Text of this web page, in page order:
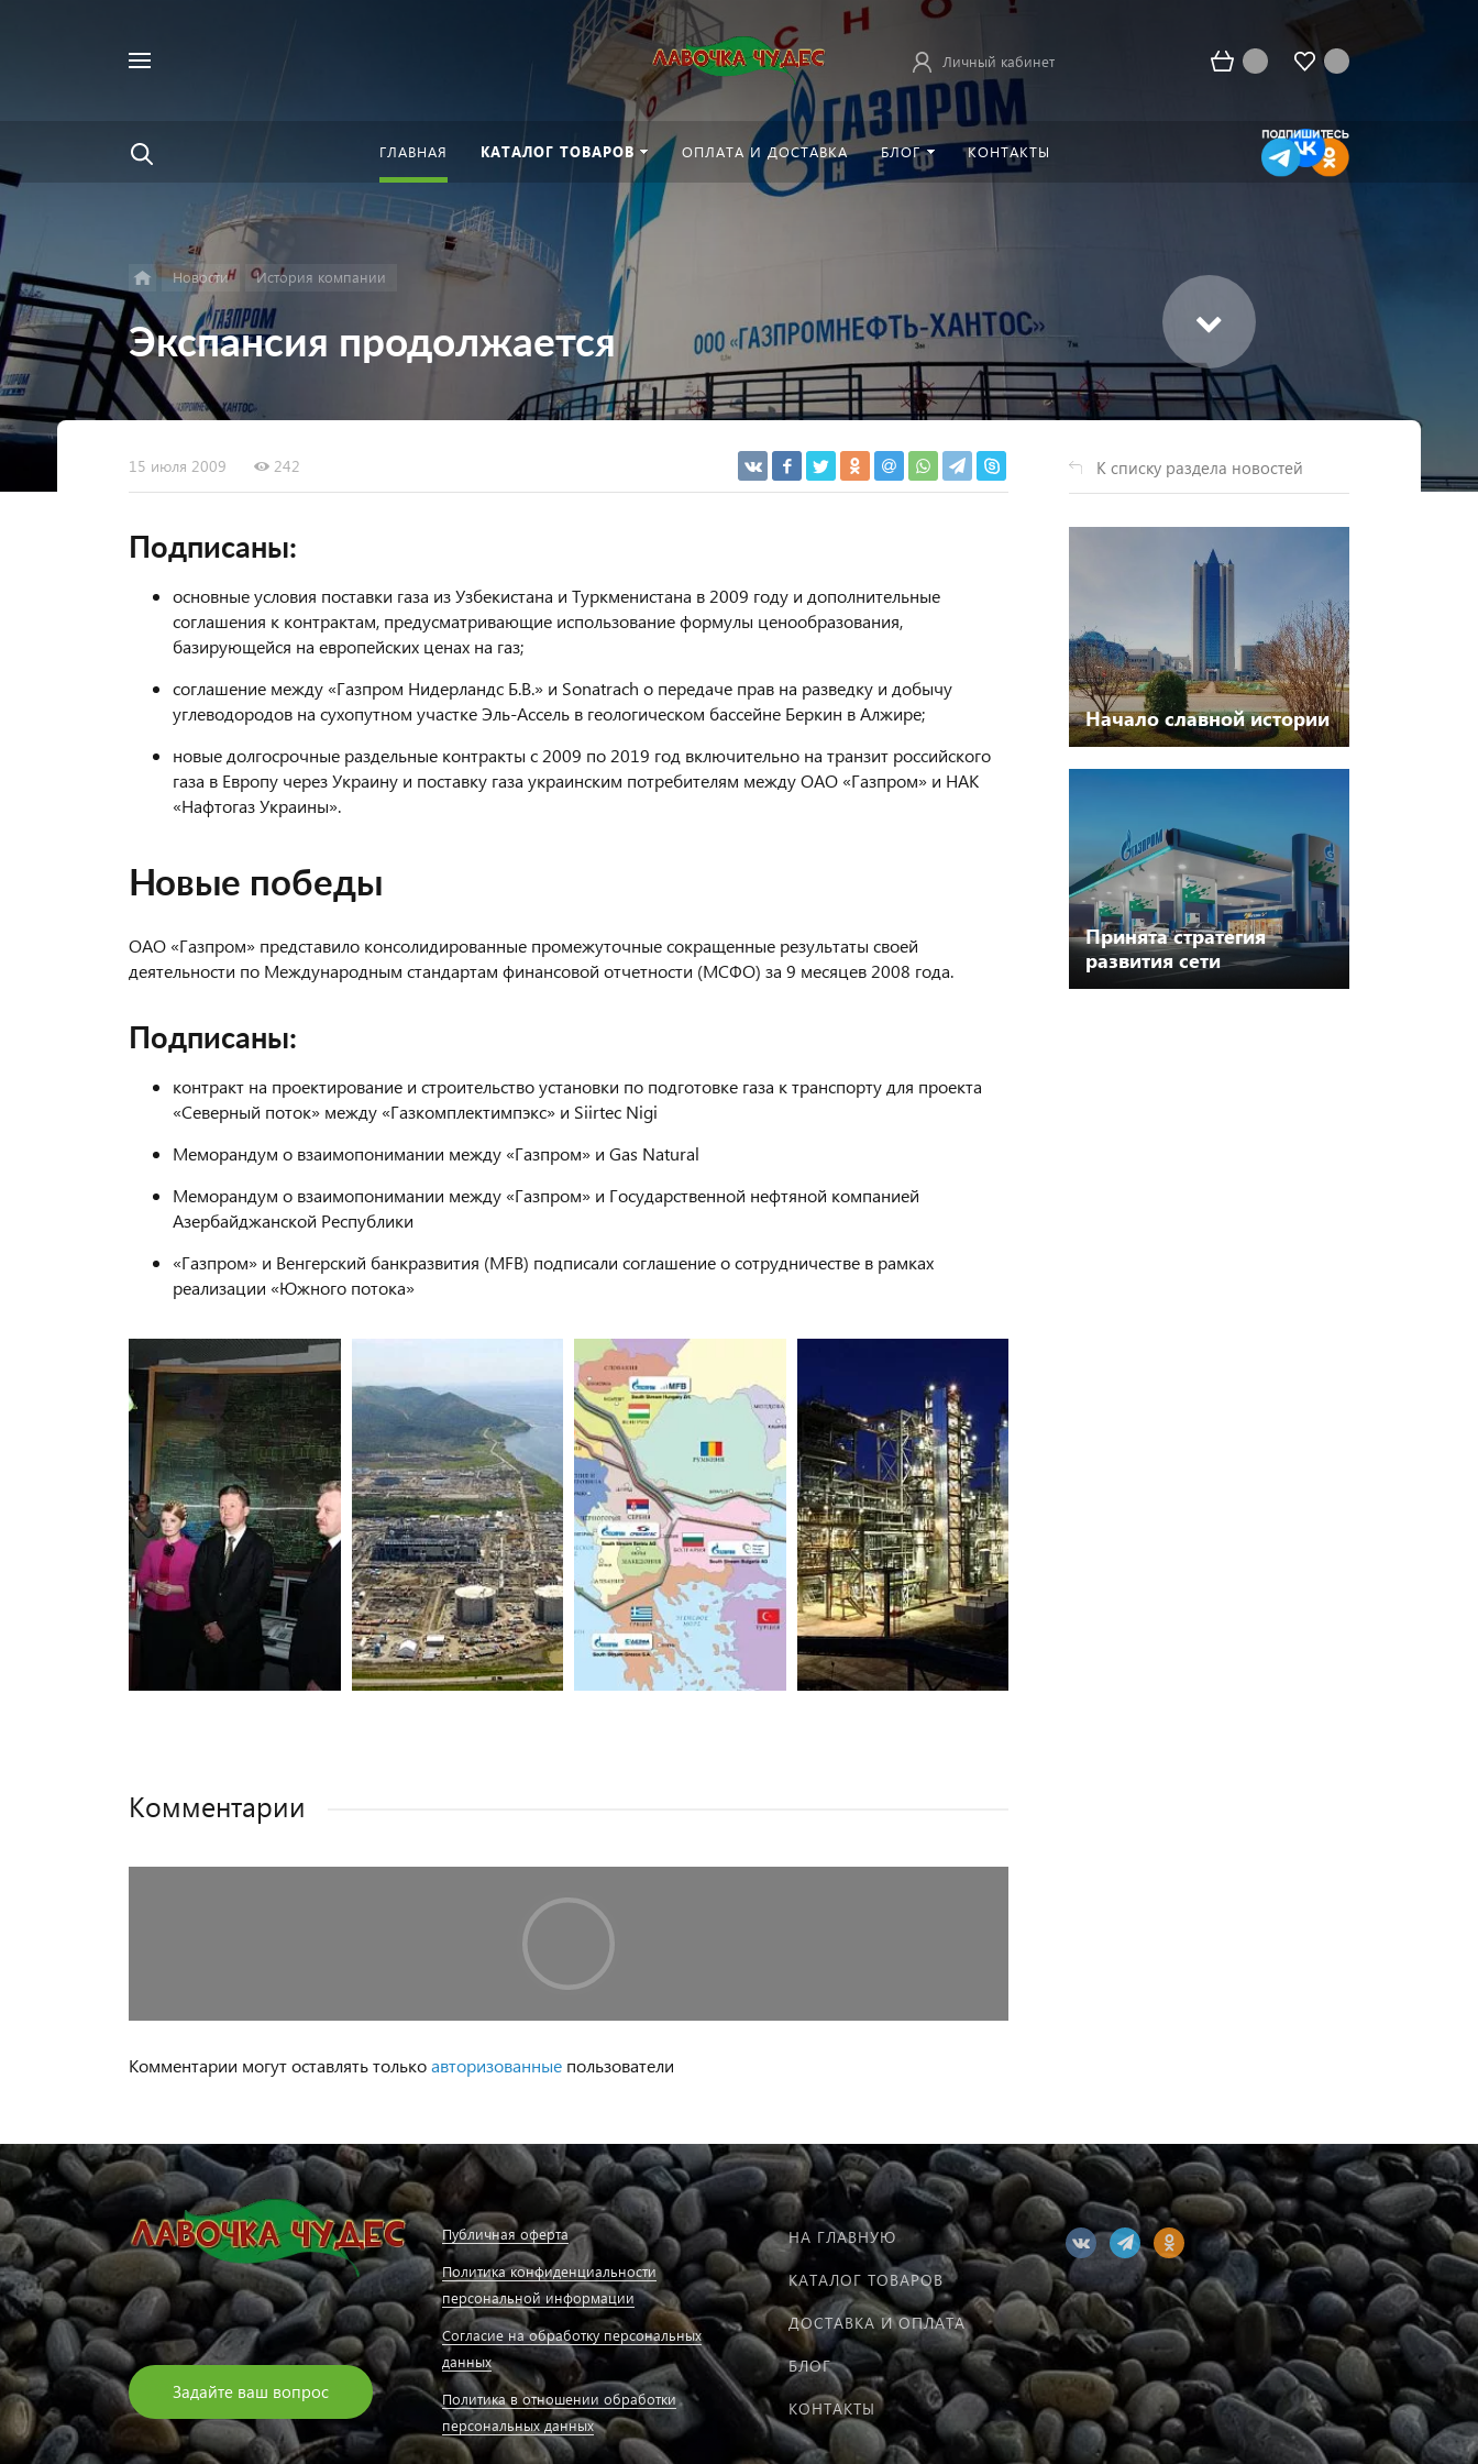
Личный кабинет
ГЛАВНАЯ КАТАЛОГ ТОВАРОВ ОПЛАТА И ДОСТАВКА БЛОГ КОНТАКТЫ
Новости История компании
Экспансия продолжается
15 июля 2009 242
Подписаны:
основные условия поставки газа из Узбекистана и Туркменистана в 2009 году и дополнительные
соглашения к контрактам, предусматривающие использование формулы ценообразования,
базирующейся на европейских ценах на газ;
соглашение между «Газпром Нидерландс Б.В.» и Sonatrach о передаче прав на разведку и добычу
углеводородов на сухопутном участке Эль-Ассель в геологическом бассейне Беркин в Алжире;
новые долгосрочные раздельные контракты с 2009 по 2019 год включительно на транзит российского
газа в Европу через Украину и поставку газа украинским потребителям между ОАО «Газпром» и НАК
«Нафтогаз Украины».
Новые победы
ОАО «Газпром» представило консолидированные промежуточные сокращенные результаты своей
деятельности по Международным стандартам финансовой отчетности (МСФО) за 9 месяцев 2008 года.
Подписаны:
контракт на проектирование и строительство установки по подготовке газа к транспорту для проекта
«Северный поток» между «Газкомплектимпэкс» и Siirtec Nigi
Меморандум о взаимопонимании между «Газпром» и Gas Natural
Меморандум о взаимопонимании между «Газпром» и Государственной нефтяной компанией
Азербайджанской Республики
«Газпром» и Венгерский банкразвития (MFB) подписали соглашение о сотрудничестве в рамках
реализации «Южного потока»
Комментарии
Комментарии могут оставлять толькоавторизованные пользователи
К списку раздела новостей
Начало славной истории
Принята стратегия
развития сети
придорожных АЗС
Задайте ваш вопрос
Публичная оферта
Политика конфиденциальности
персональной информации
Согласие на обработку персональных
данных
Политика в отношении обработки
персональных данных
НА ГЛАВНУЮ
КАТАЛОГ ТОВАРОВ
ДОСТАВКА И ОПЛАТА
БЛОГ
КОНТАКТЫ